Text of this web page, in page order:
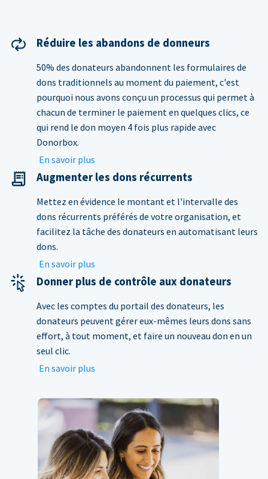
Réduire les abandons de donneurs
50% des donateurs abandonnent les formulaires de
dons traditionnels au moment du paiement, c'est
pourquoi nous avons conçu un processus qui permet à
chacun de terminer le paiement en quelques clics, ce
qui rend le don moyen 4 fois plus rapide avec
Donorbox.
En savoir plus
Augmenter les dons récurrents
Mettez en évidence le montant et l'intervalle des
dons récurrents préférés de votre organisation, et
facilitez la tâche des donateurs en automatisant leurs
dons.
En savoir plus
Donner plus de contrôle aux donateurs
Avec les comptes du portail des donateurs, les
donateurs peuvent gérer eux-mêmes leurs dons sans
effort, à tout moment, et faire un nouveau don en un
seul clic.
En savoir plus